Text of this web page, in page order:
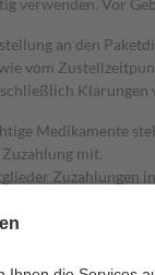
verwenden. Vor
an den
vom
Klärungen
Medikamente
mit.
Zuzahlungen
auch für
Versicherten für